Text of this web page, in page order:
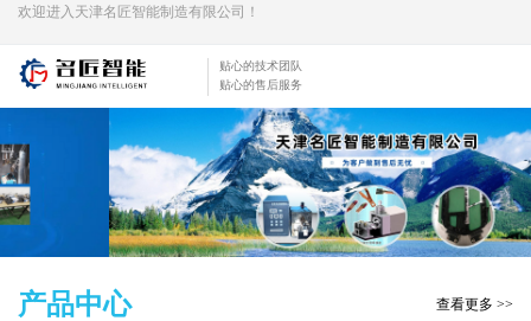
欢迎进入天津名匠智能制造有限公司！
贴心的技术团队
贴心的售后服务
产品中心 查看更多 >>